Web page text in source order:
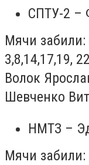
СПТУ-2 –
Мячи
3,8,14,17,19,
Волок
Шевченко
НМТЗ –
Мячи